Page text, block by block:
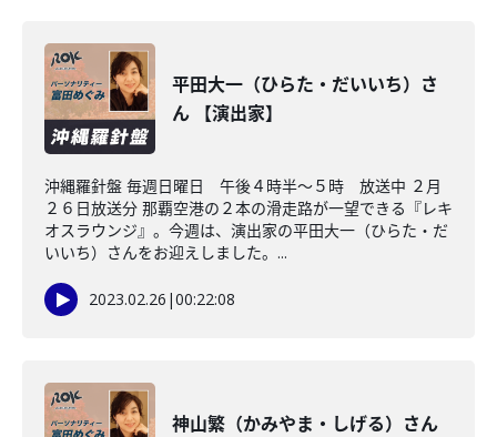
平田大一（ひらた・だいいち）さ
ん 【演出家】
沖縄羅針盤 毎週日曜日 午後４時半～５時 放送中 ２月
２６日放送分 那覇空港の２本の滑走路が一望できる『レキ
オスラウンジ』。今週は、演出家の平田大一（ひらた・だ
いいち）さんをお迎えしました。...
2023.02.26 |00:22:08
神山繁（かみやま・しげる）さん